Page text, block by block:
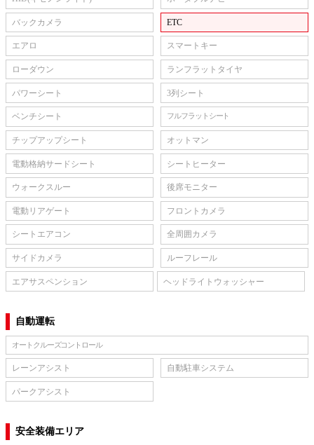
バックカメラ ETC
エアロ スマートキー
ローダウン ランフラットタイヤ
パワーシート 3列シート
ベンチシート フルフラットシート
チップアップシート オットマン
電動格納サードシート シートヒーター
ウォークスルー 後席モニター
電動リアゲート フロントカメラ
シートエアコン 全周囲カメラ
サイドカメラ ルーフレール
エアサスペンション ヘッドライトウォッシャー
自動運転
オートクルーズコントロール
レーンアシスト 自動駐車システム
パークアシスト
安全装備エリア